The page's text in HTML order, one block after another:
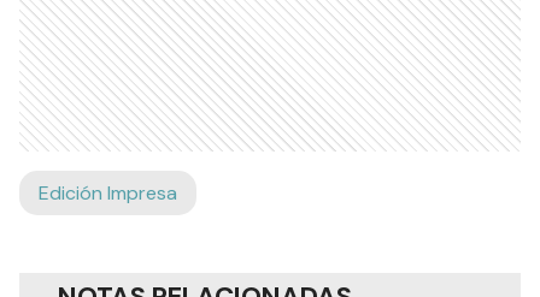
Edición Impresa